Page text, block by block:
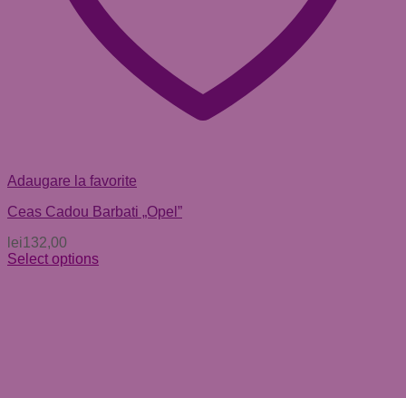
Adaugare la favorite
Ceas Cadou Barbati „Opel”
lei132,00
Select options